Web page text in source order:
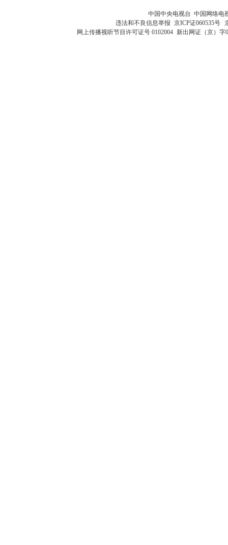
中国中央电视台 中国网络电
违法和不良信息举报 京ICP证060535号
网上传播视听节目许可证号 0102004 新出网证（京）